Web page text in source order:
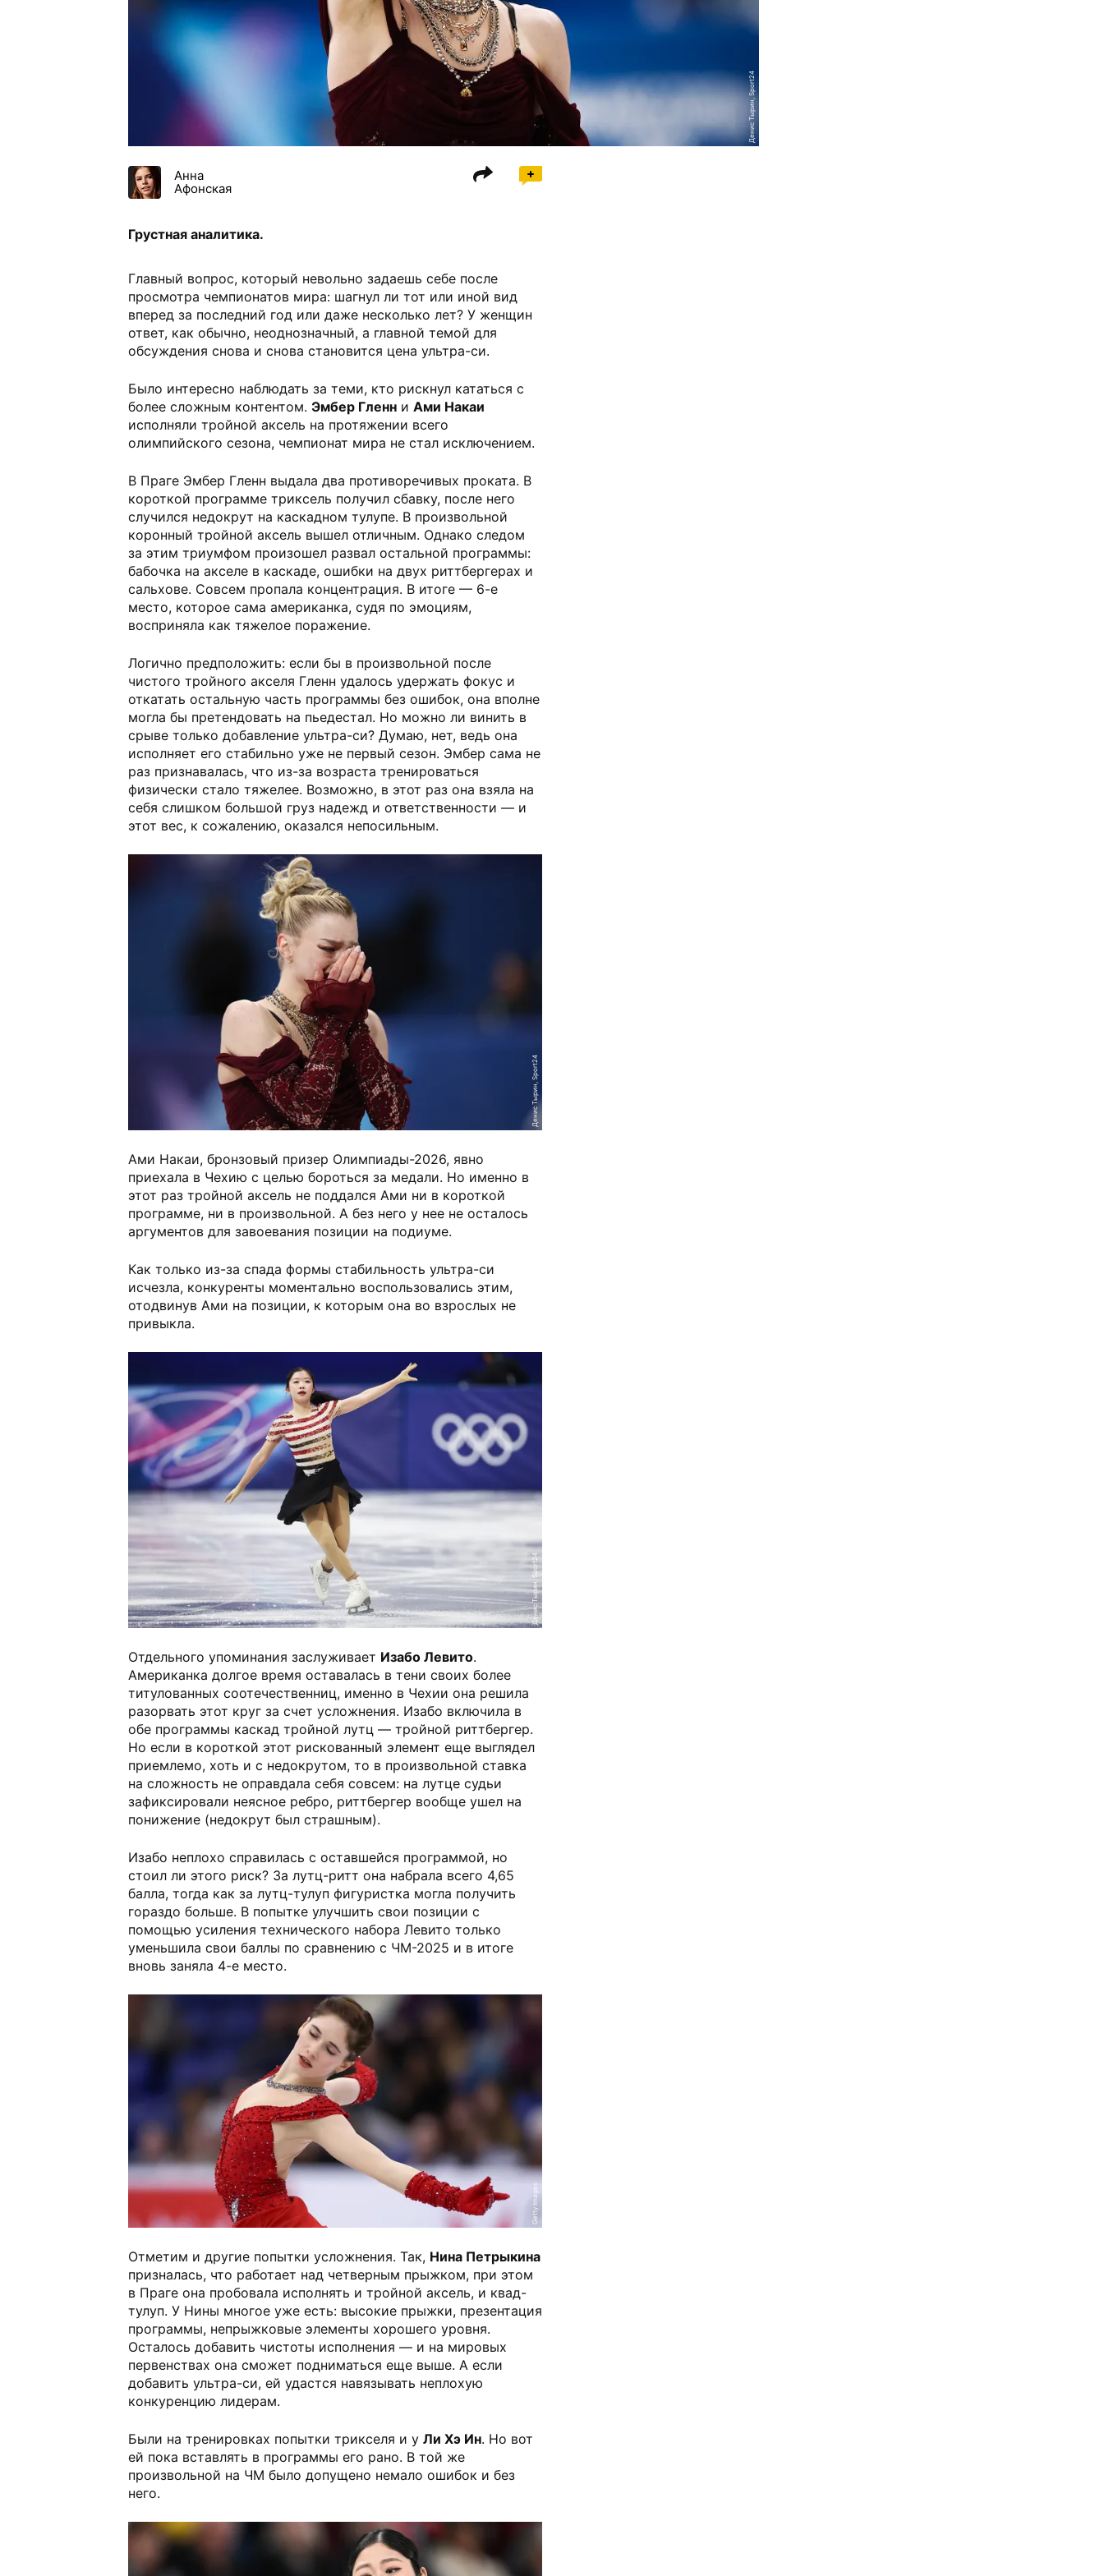
Денис Тырин, Sport24
Анна
Афонская
Грустная аналитика.
Главный вопрос, который невольно задаешь себе после
просмотра чемпионатов мира: шагнул ли тот или иной вид
вперед за последний год или даже несколько лет? У женщин
ответ, как обычно, неоднозначный, а главной темой для
обсуждения снова и снова становится цена ультра-си.
Было интересно наблюдать за теми, кто рискнул кататься с
более сложным контентом. Эмбер Гленн и Ами Накаи
исполняли тройной аксель на протяжении всего
олимпийского сезона, чемпионат мира не стал исключением.
В Праге Эмбер Гленн выдала два противоречивых проката. В
короткой программе триксель получил сбавку, после него
случился недокрут на каскадном тулупе. В произвольной
коронный тройной аксель вышел отличным. Однако следом
за этим триумфом произошел развал остальной программы:
бабочка на акселе в каскаде, ошибки на двух риттбергерах и
сальхове. Совсем пропала концентрация. В итоге — 6-е
место, которое сама американка, судя по эмоциям,
восприняла как тяжелое поражение.
Логично предположить: если бы в произвольной после
чистого тройного акселя Гленн удалось удержать фокус и
откатать остальную часть программы без ошибок, она вполне
могла бы претендовать на пьедестал. Но можно ли винить в
срыве только добавление ультра-си? Думаю, нет, ведь она
исполняет его стабильно уже не первый сезон. Эмбер сама не
раз признавалась, что из-за возраста тренироваться
физически стало тяжелее. Возможно, в этот раз она взяла на
себя слишком большой груз надежд и ответственности — и
этот вес, к сожалению, оказался непосильным.
Денис Тырин, Sport24
Ами Накаи, бронзовый призер Олимпиады-2026, явно
приехала в Чехию с целью бороться за медали. Но именно в
этот раз тройной аксель не поддался Ами ни в короткой
программе, ни в произвольной. А без него у нее не осталось
аргументов для завоевания позиции на подиуме.
Как только из-за спада формы стабильность ультра-си
исчезла, конкуренты моментально воспользовались этим,
отодвинув Ами на позиции, к которым она во взрослых не
привыкла.
Денис Тырин, Sport24
Отдельного упоминания заслуживает Изабо Левито.
Американка долгое время оставалась в тени своих более
титулованных соотечественниц, именно в Чехии она решила
разорвать этот круг за счет усложнения. Изабо включила в
обе программы каскад тройной лутц — тройной риттбергер.
Но если в короткой этот рискованный элемент еще выглядел
приемлемо, хоть и с недокрутом, то в произвольной ставка
на сложность не оправдала себя совсем: на лутце судьи
зафиксировали неясное ребро, риттбергер вообще ушел на
понижение (недокрут был страшным).
Изабо неплохо справилась с оставшейся программой, но
стоил ли этого риск? За лутц-ритт она набрала всего 4,65
балла, тогда как за лутц-тулуп фигуристка могла получить
гораздо больше. В попытке улучшить свои позиции с
помощью усиления технического набора Левито только
уменьшила свои баллы по сравнению с ЧМ-2025 и в итоге
вновь заняла 4-е место.
Getty Images
Отметим и другие попытки усложнения. Так, Нина Петрыкина
призналась, что работает над четверным прыжком, при этом
в Праге она пробовала исполнять и тройной аксель, и квад-
тулуп. У Нины многое уже есть: высокие прыжки, презентация
программы, непрыжковые элементы хорошего уровня.
Осталось добавить чистоты исполнения — и на мировых
первенствах она сможет подниматься еще выше. А если
добавить ультра-си, ей удастся навязывать неплохую
конкуренцию лидерам.
Были на тренировках попытки трикселя и у Ли Хэ Ин. Но вот
ей пока вставлять в программы его рано. В той же
произвольной на ЧМ было допущено немало ошибок и без
него.